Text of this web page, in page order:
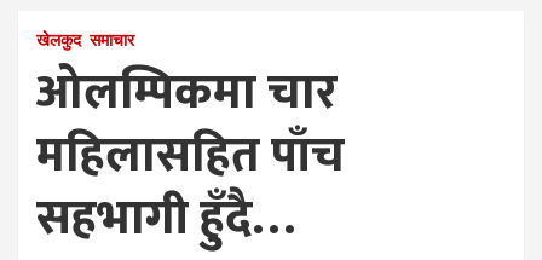
खेलकुद समाचार
ओलम्पिकमा चार
महिलासहित पाँच
सहभागी हुँदै…